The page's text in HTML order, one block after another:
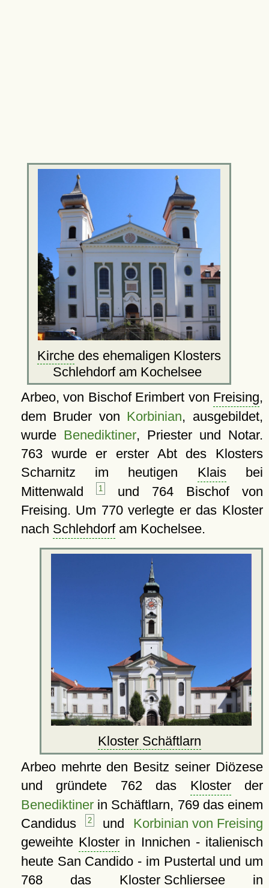
Kirchedes ehemaligen Klosters
Schlehdorf am Kochelsee
Arbeo, von Bischof Erimbert von Freising,
dem Bruder von Korbinian, ausgebildet,
wurde Benediktiner, Priester und Notar.
763 wurde er erster Abt des Klosters
Scharnitz im heutigen Klaisbei
Mittenwald
1 und 764 Bischof von
Freising. Um 770 verlegte er das Kloster
nach Schlehdorfam Kochelsee.
Kloster Schäftlarn
Arbeo mehrte den Besitz seiner Diözese
und gründete 762 das Klosterder
Benediktinerin Schäftlarn, 769 das einem
Candidus
2 und Korbinian von Freising
geweihte Kloster in Innichen - italienisch
heute San Candido - im Pustertal und um
768 das Kloster Schlierseein